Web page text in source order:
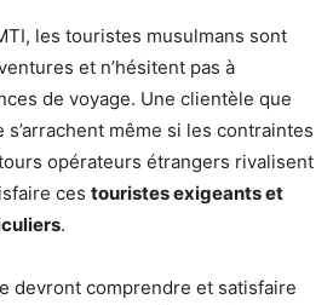
les touristes musulmans sont
et n’hésitent pas à
de voyage. Une clientèle que
s’arrachent même si les contraintes
opérateurs étrangers rivalisent
ces touristes exigeants et
.
devront comprendre et satisfaire